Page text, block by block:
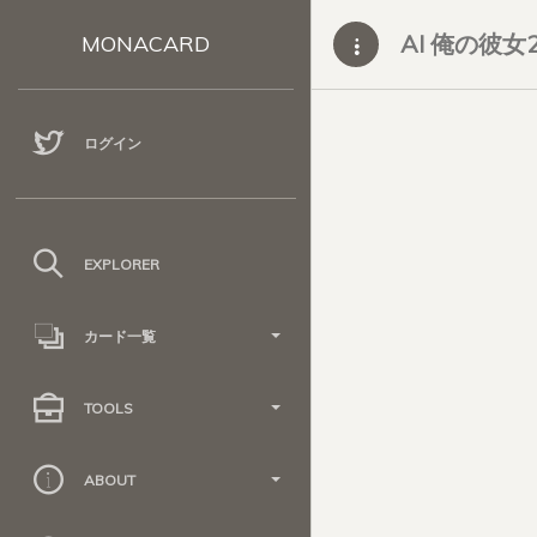
MONACARD
ログイン
EXPLORER
カード一覧
TOOLS
ABOUT
AI 俺の彼女